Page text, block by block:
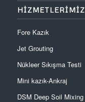
HİZMETLERİMİZ
Fore Kazık
Jet Grouting
Nükleer Sıkışma Testi
Mini kazık-Ankraj
DSM Deep Soil Mixing